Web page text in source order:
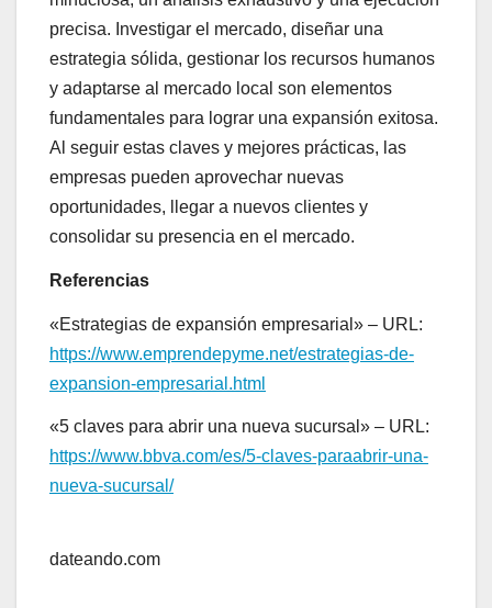
precisa. Investigar el mercado, diseñar una
estrategia sólida, gestionar los recursos humanos
y adaptarse al mercado local son elementos
fundamentales para lograr una expansión exitosa.
Al seguir estas claves y mejores prácticas, las
empresas pueden aprovechar nuevas
oportunidades, llegar a nuevos clientes y
consolidar su presencia en el mercado.
Referencias
«Estrategias de expansión empresarial» – URL:
https://www.emprendepyme.net/estrategias-de-
expansion-empresarial.html
«5 claves para abrir una nueva sucursal» – URL:
https://www.bbva.com/es/5-claves-paraabrir-una-
nueva-sucursal/
dateando.com